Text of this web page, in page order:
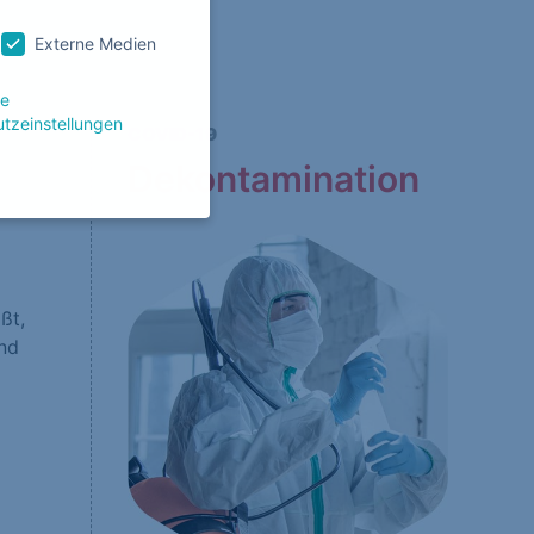
COVID-19
Dekontamination
Externe Medien
ganzen Kategorien
erforderlich.